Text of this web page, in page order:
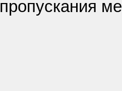
пропускания